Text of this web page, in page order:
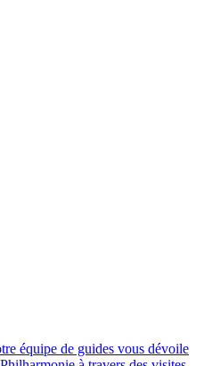
équipe de guides vous dévoile